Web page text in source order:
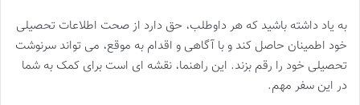
به یاد داشته باشید که هر داوطلب، حق دارد از صحت اطلاعات تحصیلی
خود اطمینان حاصل کند و با آگاهی و اقدام به موقع، می تواند سرنوشت
تحصیلی خود را رقم بزند. این راهنما، نقشه ای است برای کمک به شما
در این سفر مهم.